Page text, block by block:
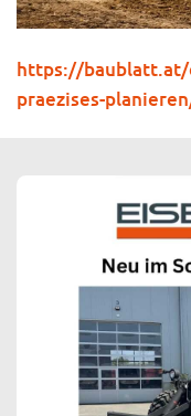
https://baublatt.at/
praezises-